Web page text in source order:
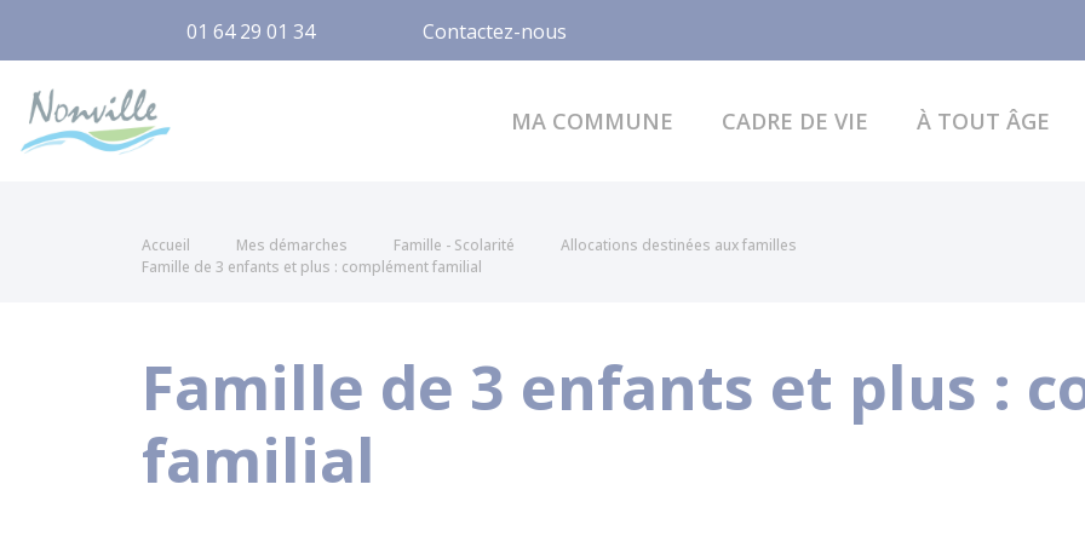
01 64 29 01 34 Contactez-nous
MA COMMUNE CADRE DE VIE À TOUT ÂGE
Accueil Mes démarches Famille - Scolarité
Allocations destinées aux familles
Famille de 3 enfants et plus : complément familial
Famille de 3 enfants et plus :
familial